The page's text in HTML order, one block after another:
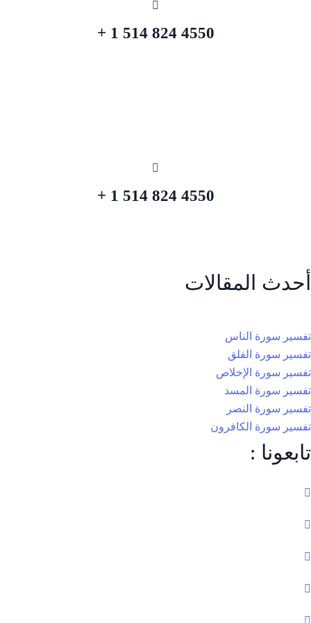
4550 824 514 1 +
4550 824 514 1 +
أحدث المقالات
تفسير سورة الناس
تفسير سورة الفلق
تفسير سورة الإخلاص
تفسير سورة المسد
تفسير سورة النصر
تفسير سورة الكافرون
تابعونا :